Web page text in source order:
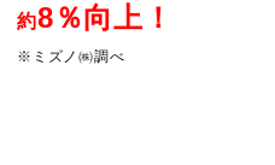
ルに90％以上のリサイクル
に90％以上のリサイクル素
約8％向上！
※ミズノ㈱調べ